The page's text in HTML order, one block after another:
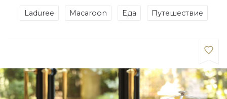
Laduree Macaroon Еда Путешествие